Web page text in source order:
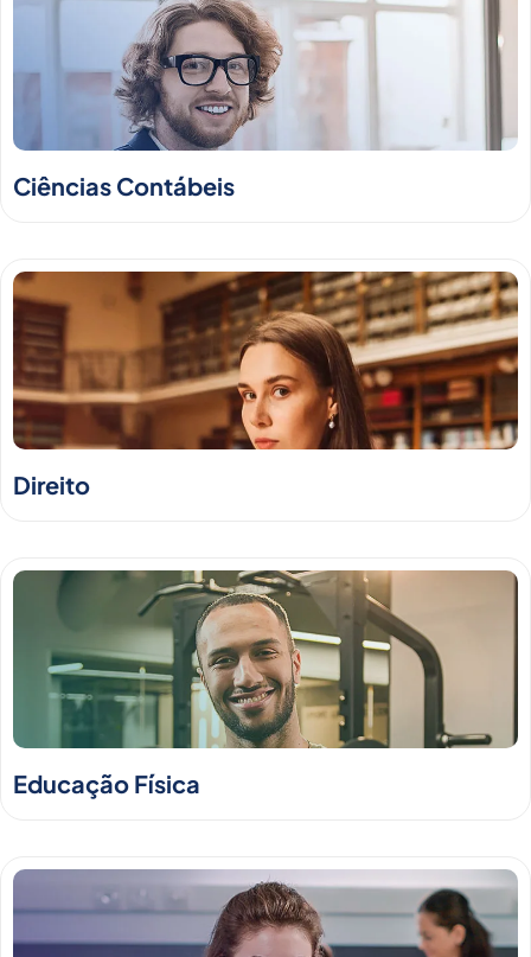
Ciências Contábeis
Direito
Educação Física